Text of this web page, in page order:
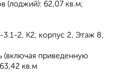
(лоджий): 62,07 кв.м;
2, К2, корпус 2, Этаж 8,
(включая приведенную
кв.м